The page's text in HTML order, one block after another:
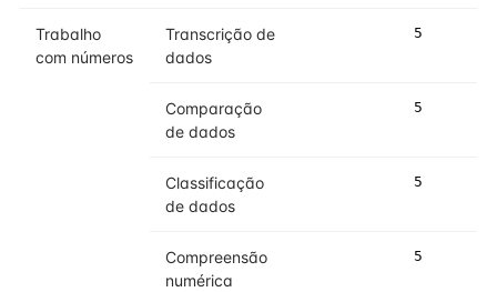
Trabalho
com números
Transcrição de
dados
5
Comparação
de dados
5
Classificação
de dados
5
Compreensão
numérica
5